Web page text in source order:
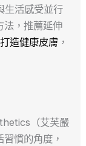
生活感受並行
法，推薦延伸
造健康皮膚 ，
（艾芙嚴
慣的角度，